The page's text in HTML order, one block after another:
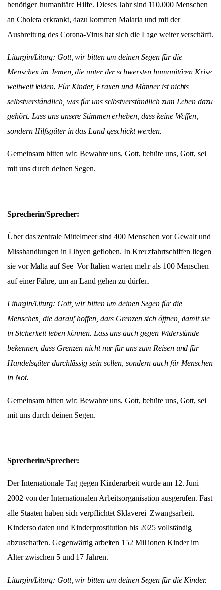
benötigen humanitäre Hilfe. Dieses Jahr sind 110.000 Menschen
an Cholera erkrankt, dazu kommen Malaria und mit der
Ausbreitung des Corona-Virus hat sich die Lage weiter verschärft.
Liturgin/Liturg: Gott, wir bitten um deinen Segen für die
Menschen im Jemen, die unter der schwersten humanitären Krise
weltweit leiden. Für Kinder, Frauen und Männer ist nichts
selbstverständlich, was für uns selbstverständlich zum Leben dazu
gehört. Lass uns unsere Stimmen erheben, dass keine Waffen,
sondern Hilfsgüter in das Land geschickt werden.
Gemeinsam bitten wir: Bewahre uns, Gott, behüte uns, Gott, sei
mit uns durch deinen Segen.
Sprecherin/Sprecher:
Über das zentrale Mittelmeer sind 400 Menschen vor Gewalt und
Misshandlungen in Libyen geflohen. In Kreuzfahrtschiffen liegen
sie vor Malta auf See. Vor Italien warten mehr als 100 Menschen
auf einer Fähre, um an Land gehen zu dürfen.
Liturgin/Liturg: Gott, wir bitten um deinen Segen für die
Menschen, die darauf hoffen, dass Grenzen sich öffnen, damit sie
in Sicherheit leben können. Lass uns auch gegen Widerstände
bekennen, dass Grenzen nicht nur für uns zum Reisen und für
Handelsgüter durchlässig sein sollen, sondern auch für Menschen
in Not.
Gemeinsam bitten wir: Bewahre uns, Gott, behüte uns, Gott, sei
mit uns durch deinen Segen.
Sprecherin/Sprecher:
Der Internationale Tag gegen Kinderarbeit wurde am 12. Juni
2002 von der Internationalen Arbeitsorganisation ausgerufen. Fast
alle Staaten haben sich verpflichtet Sklaverei, Zwangsarbeit,
Kindersoldaten und Kinderprostitution bis 2025 vollständig
abzuschaffen. Gegenwärtig arbeiten 152 Millionen Kinder im
Alter zwischen 5 und 17 Jahren.
Liturgin/Liturg: Gott, wir bitten um deinen Segen für die Kinder.